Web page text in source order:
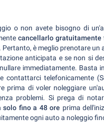
o non avete bisogno di
cancellarlo gratuitamente
. Pertanto, è meglio prenotare un
anticipata e se non si
immediatamente. Basta
contattarci telefonicamente
prima di voler noleggiare
problemi. Si prega di
solo fino a 48 ore prima
ogni auto a noleggio